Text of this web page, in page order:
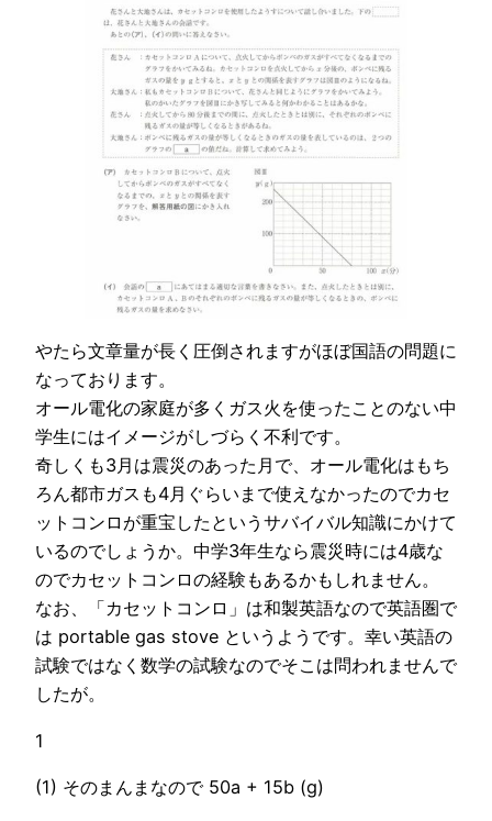
やたら文章量が長く圧倒されますがほぼ国語の問題に
なっております。
オール電化の家庭が多くガス火を使ったことのない中
学生にはイメージがしづらく不利です。
奇しくも3月は震災のあった月で、オール電化はもち
ろん都市ガスも4月ぐらいまで使えなかったのでカセ
ットコンロが重宝したというサバイバル知識にかけて
いるのでしょうか。中学3年生なら震災時には4歳な
のでカセットコンロの経験もあるかもしれません。
なお、「カセットコンロ」は和製英語なので英語圏で
は portable gas stove というようです。幸い英語の
試験ではなく数学の試験なのでそこは問われませんで
したが。
1
(1) そのまんまなので 50a + 15b (g)